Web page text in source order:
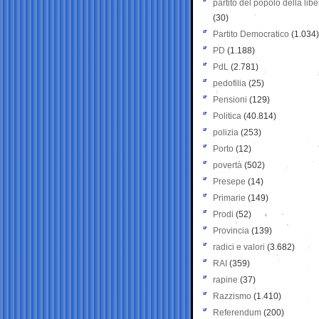
partito del popolo della
(30)
Partito Democratico (1.034)
PD (1.188)
PdL (2.781)
pedofilia (25)
Pensioni (129)
Politica (40.814)
polizia (253)
Porto (12)
povertà (502)
Presepe (14)
Primarie (149)
Prodi (52)
Provincia (139)
radici e valori (3.682)
RAI (359)
rapine (37)
Razzismo (1.410)
Referendum (200)